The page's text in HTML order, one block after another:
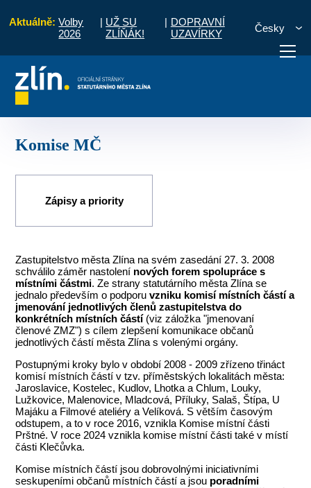
Aktuálně: Volby
2026
| UŽ SU
ZLÍŇÁK!
| DOPRAVNÍ
UZAVÍRKY
Česky
vyřídit
Komise MČ
Zápisy a priority
Zastupitelstvo města Zlína na svém zasedání 27. 3. 2008
schválilo záměr nastolení nových forem spolupráce s
místními částmi. Ze strany statutárního města Zlína se
jednalo především o podporuvzniku komisí místních částí a
jmenování jednotlivých členů zastupitelstva do
konkrétních místních částí(viz záložka "jmenovaní
členovéZMZ") s cílem zlepšení komunikace občanů
jednotlivých částí města Zlína s volenými orgány.
Postupnými kroky bylo v období 2008 - 2009 zřízeno třináct
komisí místních částí v tzv. příměstských lokalitách města:
Jaroslavice, Kostelec, Kudlov, Lhotka a Chlum, Louky,
Lužkovice, Malenovice, Mladcová, Příluky, Salaš, Štípa, U
Majáku a Filmové ateliéry a Velíková. S větším časovým
odstupem, a to v roce 2016, vznikla Komise místní části
Prštné. V roce 2024 vznikla komise místní části také v místí
části Klečůvka.
Komise místních částí jsou dobrovolnými iniciativními
seskupeními občanů místních částí a jsou poradními